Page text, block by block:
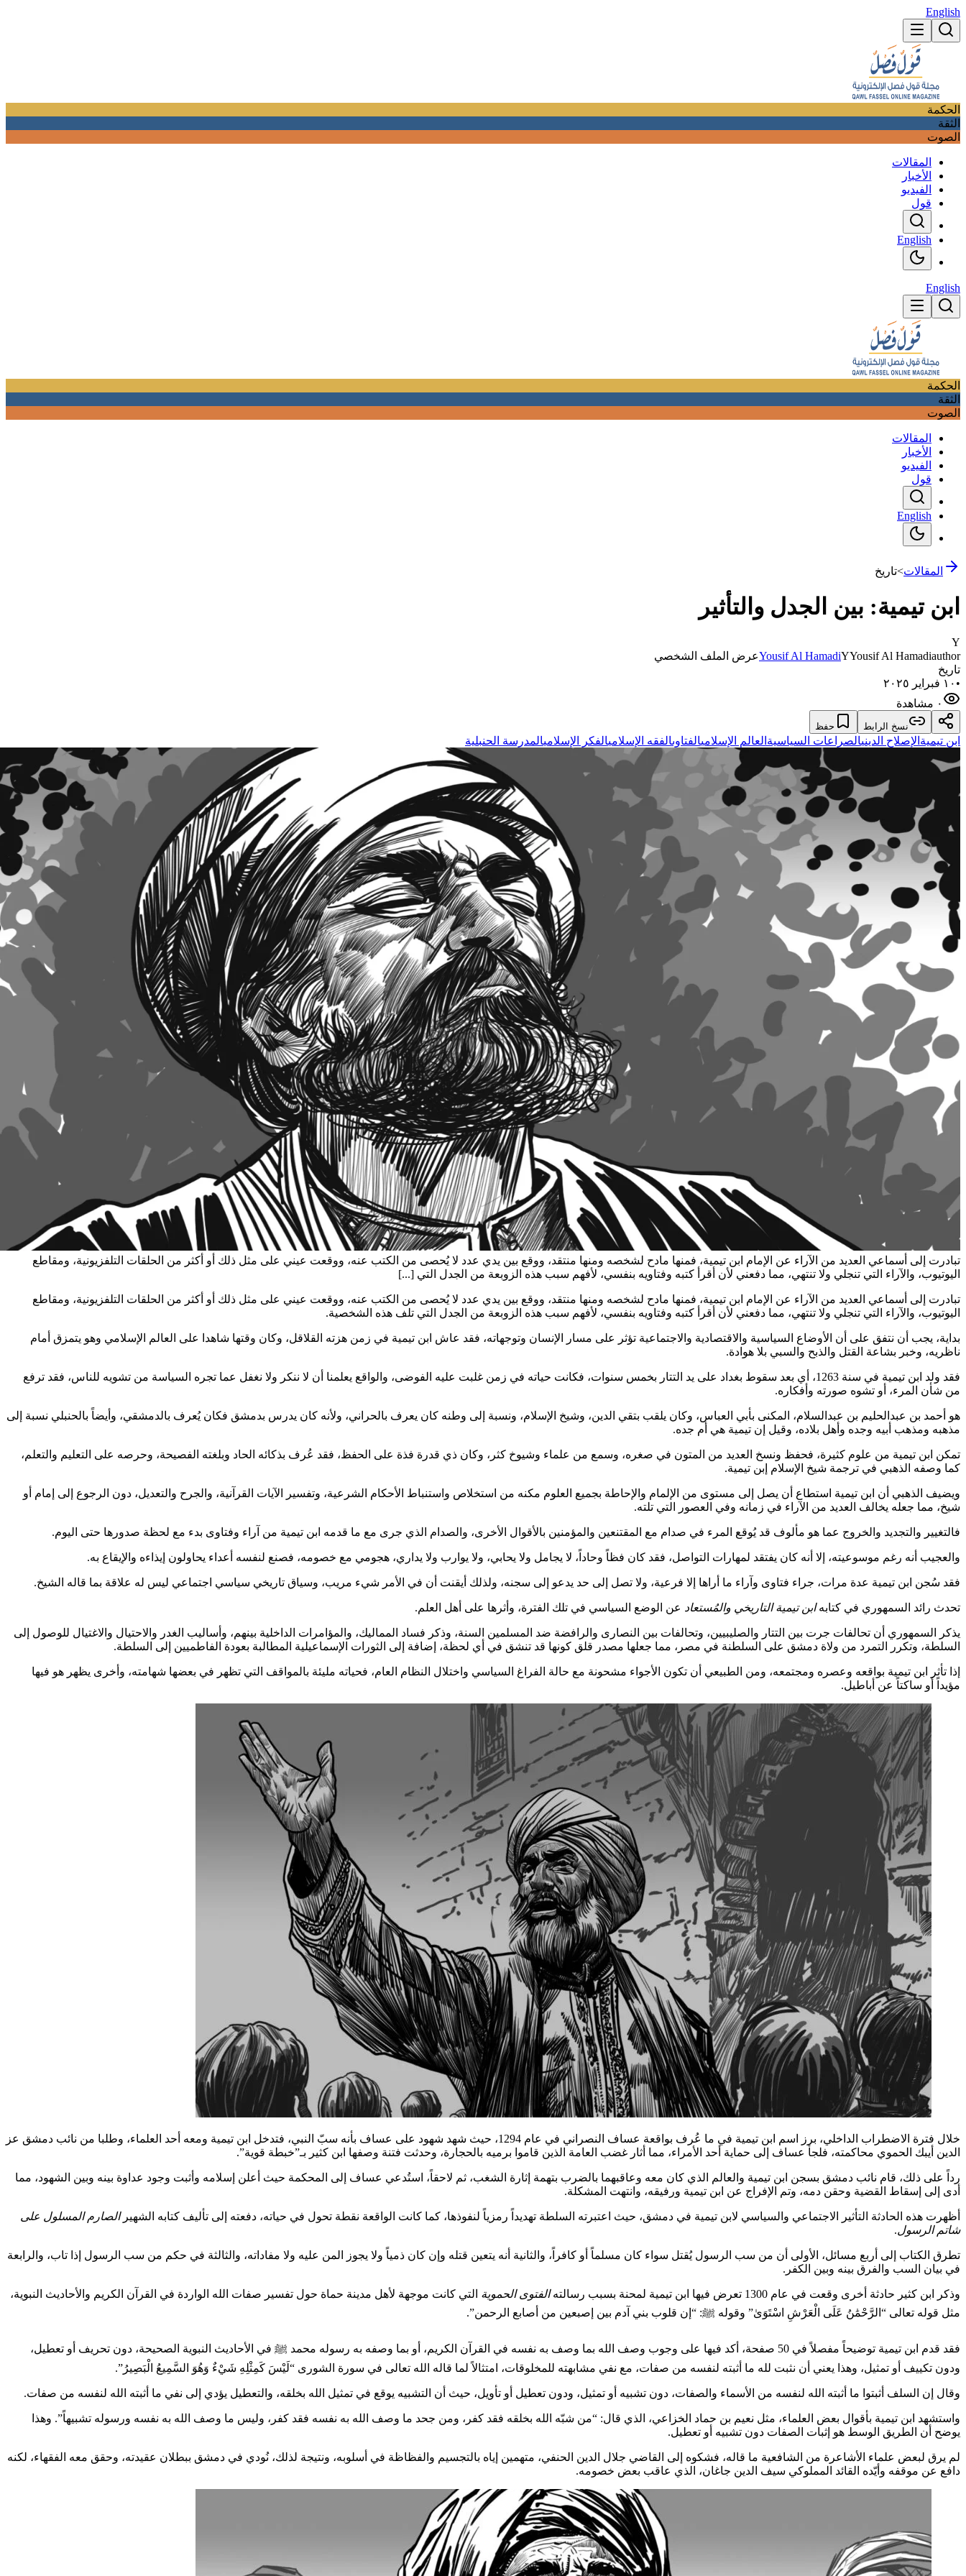
English
الحكمة
الثقة
الصوت
المقالات
الأخبار
الفيديو
قول
English
English
الحكمة
الثقة
الصوت
المقالات
الأخبار
الفيديو
قول
English
المقالات>تاريخ
ابن تيمية: بين الجدل والتأثير
Y
Yousif Al HamadiYYousif Al Hamadiauthor
عرض الملف الشخصي
تاريخ
• ١٠ فبراير ٢٠٢٥
٠ مشاهدة
نسخ الرابط حفظ
ابن تيمية الإصلاح الدينيالصراعات السياسية العالم الإسلاميالفتاوىالفقه الإسلاميالفكر الإسلاميالمدرسة الحنبلية
تبادرت إلى أسماعي العديد من الآراء عن الإمام ابن تيمية، فمنها مادح لشخصه ومنها منتقد، ووقع بين يدي عدد لا يُحصى من الكتب عنه، ووقعت عيني على مثل ذلك أو أكثر من الحلقات التلفزيونية، ومقاطع
اليوتيوب، والآراء التي تنجلي ولا تنتهي، مما دفعني لأن أقرأ كتبه وفتاويه بنفسي، لأفهم سبب هذه الزوبعة من الجدل التي [...]
تبادرت إلى أسماعي العديد من الآراء عن الإمام ابن تيمية، فمنها مادح لشخصه ومنها منتقد، ووقع بين يدي عدد لا يُحصى من الكتب عنه، ووقعت عيني على مثل ذلك أو أكثر من الحلقات التلفزيونية، ومقاطع
اليوتيوب، والآراء التي تنجلي ولا تنتهي، مما دفعني لأن أقرأ كتبه وفتاويه بنفسي، لأفهم سبب هذه الزوبعة من الجدل التي تلف هذه الشخصية.
بداية، يجب أن نتفق على أن الأوضاع السياسية والاقتصادية والاجتماعية تؤثر على مسار الإنسان وتوجهاته، فقد عاش ابن تيمية في زمن هزته القلاقل، وكان وقتها شاهدا على العالم الإسلامي وهو يتمزق أمام
ناظريه، وخبر بشاعة القتل والذبح والسبي بلا هوادة.
فقد ولد ابن تيمية في سنة 1263، أي بعد سقوط بغداد على يد التتار بخمس سنوات، فكانت حياته في زمن غلبت عليه الفوضى، والواقع يعلمنا أن لا ننكر ولا نغفل عما تجره السياسة من تشويه للناس، فقد ترفع
من شأن المرء، أو تشوه صورته وأفكاره.
هو أحمد بن عبدالحليم بن عبدالسلام، المكنى بأبي العباس، وكان يلقب بتقي الدين، وشيخ الإسلام، ونسبة إلى وطنه كان يعرف بالحراني، ولأنه كان يدرس بدمشق فكان يُعرف بالدمشقي، وأيضاً بالحنبلي نسبة إلى
مذهبه ومذهب أبيه وجده وأهل بلاده، وقيل إن تيمية هي أم جده.
تمكن ابن تيمية من علوم كثيرة، فحفظ ونسخ العديد من المتون في صغره، وسمع من علماء وشيوخ كثر، وكان ذي قدرة فذة على الحفظ، فقد عُرف بذكائه الحاد وبلغته الفصيحة، وحرصه على التعليم والتعلم،
كما وصفه الذهبي في ترجمة شيخ الإسلام إبن تيمية.
ويضيف الذهبي أن ابن تيمية استطاع أن يصل إلى مستوى من الإلمام والإحاطة بجميع العلوم مكنه من استخلاص واستنباط الأحكام الشرعية، وتفسير الآيات القرآنية، والجرح والتعديل، دون الرجوع إلى إمام أو
شيخ، مما جعله يخالف العديد من الآراء في زمانه وفي العصور التي تلته.
فالتغيير والتجديد والخروج عما هو مألوف قد يُوقع المرء في صدام مع المقتنعين والمؤمنين بالأقوال الأخرى، والصدام الذي جرى مع ما قدمه ابن تيمية من آراء وفتاوى بدء مع لحظة صدورها حتى اليوم.
والعجيب أنه رغم موسوعيته، إلا أنه كان يفتقد لمهارات التواصل، فقد كان فظاً وحاداً، لا يجامل ولا يحابي، ولا يوارب ولا يداري، هجومي مع خصومه، فصنع لنفسه أعداء يحاولون إيذاءه والإيقاع به.
فقد سُجن ابن تيمية عدة مرات، جراء فتاوى وآراء ما أراها إلا فرعية، ولا تصل إلى حد يدعو إلى سجنه، ولذلك أيقنت أن في الأمر شيء مريب، وسياق تاريخي سياسي اجتماعي ليس له علاقة بما قاله الشيخ.
تحدث رائد السمهوري في كتابهابن تيمية التاريخي والمُستعاد عن الوضع السياسي في تلك الفترة، وأثرها على أهل العلم.
يذكر السمهوري أن تحالفات جرت بين التتار والصليبيين، وتحالفات بين النصارى والرافضة ضد المسلمين السنة، وذكر فساد المماليك، والمؤامرات الداخلية بينهم، وأساليب الغدر والاحتيال والاغتيال للوصول إلى
السلطة، وتكرر التمرد من ولاة دمشق على السلطنة في مصر، مما جعلها مصدر قلق كونها قد تنشق في أي لحظة، إضافة إلى الثورات الإسماعيلية المطالبة بعودة الفاطميين إلى السلطة.
إذا تأثر ابن تيمية بواقعه وعصره ومجتمعه، ومن الطبيعي أن تكون الأجواء مشحونة مع حالة الفراغ السياسي واختلال النظام العام، فحياته مليئة بالمواقف التي تظهر في بعضها شهامته، وأخرى يظهر هو فيها
مؤيداً أو ساكتاً عن أباطيل.
خلال فترة الاضطراب الداخلي، برز اسم ابن تيمية في ما عُرف بواقعة عساف النصراني في عام 1294، حيث شهد شهود على عساف بأنه سبّ النبي، فتدخل ابن تيمية ومعه أحد العلماء، وطلبا من نائب دمشق عز
الدين أيبك الحموي محاكمته، فلجأ عساف إلى حماية أحد الأمراء، مما أثار غضب العامة الذين قاموا برميه بالحجارة، وحدثت فتنة وصفها ابن كثير بـ”خبطة قوية”.
رداً على ذلك، قام نائب دمشق بسجن ابن تيمية والعالم الذي كان معه وعاقبهما بالضرب بتهمة إثارة الشغب، ثم لاحقاً، استُدعي عساف إلى المحكمة حيث أعلن إسلامه وأثبت وجود عداوة بينه وبين الشهود، مما
أدى إلى إسقاط القضية وحقن دمه، وتم الإفراج عن ابن تيمية ورفيقه، وانتهت المشكلة.
أظهرت هذه الحادثة التأثير الاجتماعي والسياسي لابن تيمية في دمشق، حيث اعتبرته السلطة تهديداً رمزياً لنفوذها، كما كانت الواقعة نقطة تحول في حياته، دفعته إلى تأليف كتابه الشهيرالصارم المسلول على
شاتم الرسول.
تطرق الكتاب إلى أربع مسائل، الأولى أن من سب الرسول يُقتل سواء كان مسلماً أو كافراً، والثانية أنه يتعين قتله وإن كان ذمياً ولا يجوز المن عليه ولا مفاداته، والثالثة في حكم من سب الرسول إذا تاب، والرابعة
في بيان السب والفرق بينه وبين الكفر.
وذكر ابن كثير حادثة أخرى وقعت في عام 1300 تعرض فيها ابن تيمية لمحنة بسبب رسالته الفتوى الحموية التي كانت موجهة لأهل مدينة حماة حول تفسير صفات الله الواردة في القرآن الكريم والأحاديث النبوية،
مثل قوله تعالى “الرَّحْمَٰنُ عَلَى الْعَرْشِ اسْتَوَىٰ” وقوله ﷺ: “إن قلوب بني آدم بين إصبعين من أصابع الرحمن”.
فقد قدم ابن تيمية توضيحاً مفصلاً في 50 صفحة، أكد فيها على وجوب وصف الله بما وصف به نفسه في القرآن الكريم، أو بما وصفه به رسوله محمد ﷺ في الأحاديث النبوية الصحيحة، دون تحريف أو تعطيل،
ودون تكييف أو تمثيل، وهذا يعني أن نثبت لله ما أثبته لنفسه من صفات، مع نفي مشابهته للمخلوقات، امتثالاً لما قاله الله تعالى في سورة الشورى “لَيْسَ كَمِثْلِهِ شَيْءٌ وَهُوَ السَّمِيعُ الْبَصِيرُ”.
وقال إن السلف أثبتوا ما أثبته الله لنفسه من الأسماء والصفات، دون تشبيه أو تمثيل، ودون تعطيل أو تأويل، حيث أن التشبيه يوقع في تمثيل الله بخلقه، والتعطيل يؤدي إلى نفي ما أثبته الله لنفسه من صفات.
واستشهد ابن تيمية بأقوال بعض العلماء، مثل نعيم بن حماد الخزاعي، الذي قال: “من شبّه الله بخلقه فقد كفر، ومن جحد ما وصف الله به نفسه فقد كفر، وليس ما وصف الله به نفسه ورسوله تشبيهاً”. وهذا
يوضح أن الطريق الوسط هو إثبات الصفات دون تشبيه أو تعطيل.
لم يرق لبعض علماء الأشاعرة من الشافعية ما قاله، فشكوه إلى القاضي جلال الدين الحنفي، متهمين إياه بالتجسيم والفظاظة في أسلوبه، ونتيجة لذلك، نُودي في دمشق ببطلان عقيدته، وحقق معه الفقهاء، لكنه
دافع عن موقفه وأيّده القائد المملوكي سيف الدين جاغان، الذي عاقب بعض خصومه.